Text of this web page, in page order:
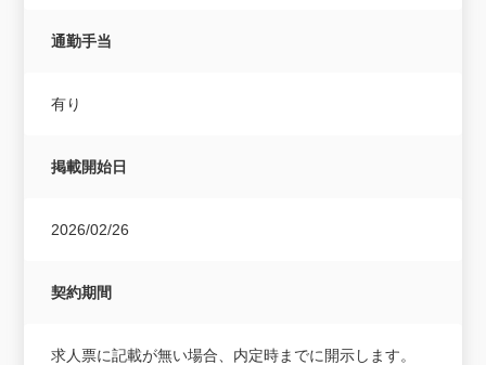
通勤手当
有り
掲載開始日
2026/02/26
契約期間
求人票に記載が無い場合、内定時までに開示します。